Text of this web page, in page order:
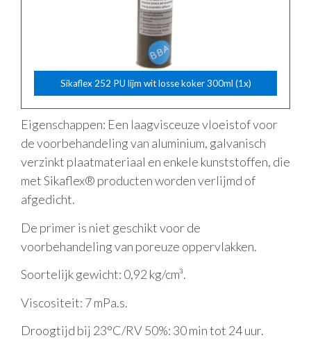
Sikaflex 252 PU lijm wit losse koker 300ml (1x)
Eigenschappen: Een laagvisceuze vloeistof voor
de voorbehandeling van aluminium, galvanisch
verzinkt plaatmateriaal en enkele kunststoffen, die
met Sikaflex® producten worden verlijmd of
afgedicht.
De primer is niet geschikt voor de
voorbehandeling van poreuze oppervlakken.
Soortelijk gewicht: 0,92 kg/cm³.
Viscositeit: 7 mPa.s.
Droogtijd bij 23°C/RV 50%: 30 min tot 24 uur.